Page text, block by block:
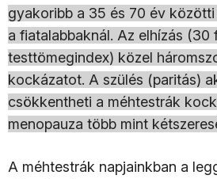
gyakoribb a 35 és 70 év
a fiatalabbaknál. Az elhízás (30
testtömegindex) közel
kockázatot. A szülés (paritás)
csökkentheti a méhtestrák
menopauza több mint
A méhtestrák napjainkban a